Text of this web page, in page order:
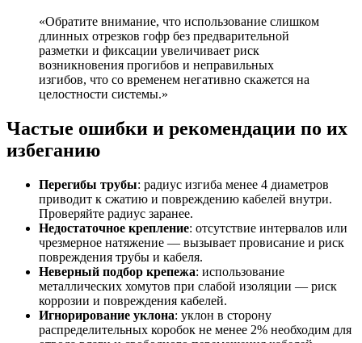
«Обратите внимание, что использование слишком
длинных отрезков гофр без предварительной
разметки и фиксации увеличивает риск
возникновения прогибов и неправильных
изгибов, что со временем негативно скажется на
целостности системы.»
Частые ошибки и рекомендации по их
избеганию
Перегибы трубы: радиус изгиба менее 4 диаметров
приводит к сжатию и повреждению кабелей внутри.
Проверяйте радиус заранее.
Недостаточное крепление: отсутствие интервалов или
чрезмерное натяжение — вызывает провисание и риск
повреждения трубы и кабеля.
Неверный подбор крепежа: использование
металлических хомутов при слабой изоляции — риск
коррозии и повреждения кабелей.
Игнорирование уклона: уклон в сторону
распределительных коробок не менее 2% необходим для